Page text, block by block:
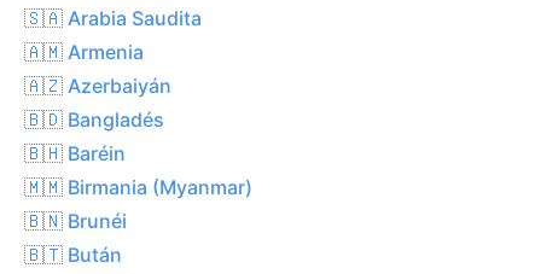
🇸🇦 Arabia Saudita
🇦🇲 Armenia
🇦🇿 Azerbaiyán
🇧🇩 Bangladés
🇧🇭 Baréin
🇲🇲 Birmania (Myanmar)
🇧🇳 Brunéi
🇧🇹 Bután